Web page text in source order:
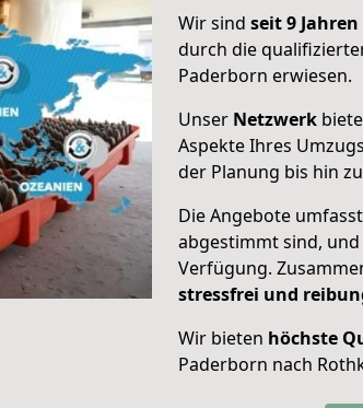
Wir sind seit 9
durch die
Paderborn erwiesen.
Unser Netzwerk
Aspekte Ihres
der Planung bis hin
Die Angebote
abgestimmt sind,
Verfügung.
stressfrei und
Wir bieten höchste
Paderborn nach